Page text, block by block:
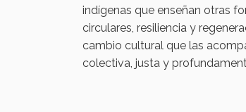
indígenas que enseñan otras
circulares, resiliencia y
cambio cultural que las
colectiva, justa y